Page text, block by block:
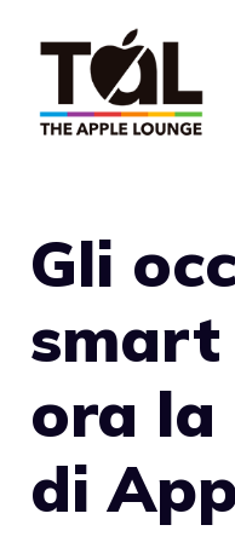
contenuto
Gli
smart
ora
di